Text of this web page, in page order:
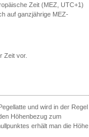
Zeit (MEZ, UTC+1)
auf ganzjährige MEZ-
Zeit vor.
und wird in der Regel
Höhenbezug zum
erhält man die Höhe